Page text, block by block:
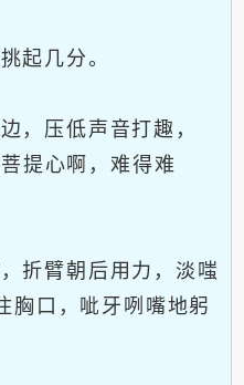
起几分。
，压低声音打趣，
提心啊，难得难
折臂朝后用力，淡嗤
胸口，呲牙咧嘴地躬